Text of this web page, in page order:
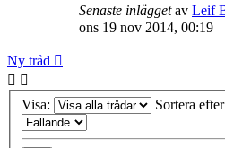
Senaste inläggetav Leif
ons 19 nov 2014, 00:19
Ny tråd
Visa: Sortera